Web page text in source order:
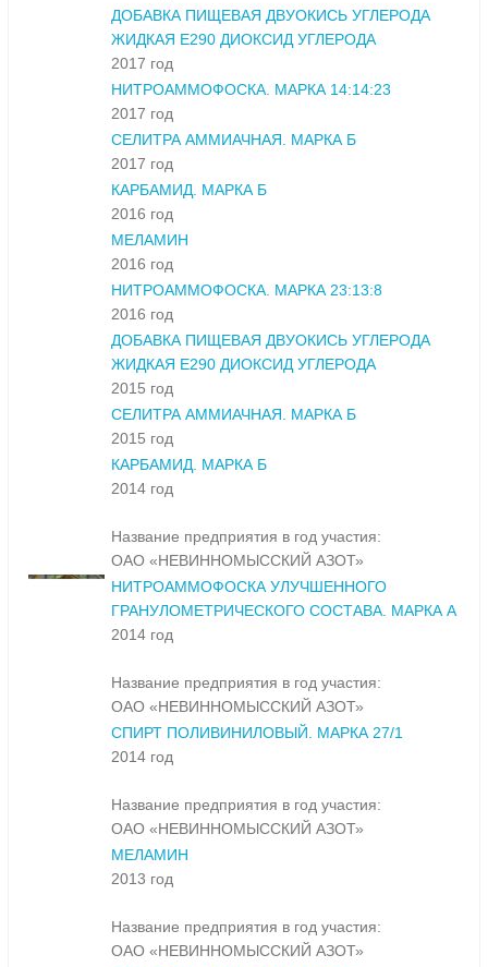
ДОБАВКА ПИЩЕВАЯ ДВУОКИСЬ УГЛЕРОДА
ЖИДКАЯ Е290 ДИОКСИД УГЛЕРОДА
2017 год
НИТРОАММОФОСКА. МАРКА 14:14:23
2017 год
СЕЛИТРА АММИАЧНАЯ. МАРКА Б
2017 год
КАРБАМИД. МАРКА Б
2016 год
МЕЛАМИН
2016 год
НИТРОАММОФОСКА. МАРКА 23:13:8
2016 год
ДОБАВКА ПИЩЕВАЯ ДВУОКИСЬ УГЛЕРОДА
ЖИДКАЯ Е290 ДИОКСИД УГЛЕРОДА
2015 год
СЕЛИТРА АММИАЧНАЯ. МАРКА Б
2015 год
КАРБАМИД. МАРКА Б
2014 год
Название предприятия в год участия:
ОАО «НЕВИННОМЫССКИЙ АЗОТ»
НИТРОАММОФОСКА УЛУЧШЕННОГО
ГРАНУЛОМЕТРИЧЕСКОГО СОСТАВА. МАРКА А
2014 год
Название предприятия в год участия:
ОАО «НЕВИННОМЫССКИЙ АЗОТ»
СПИРТ ПОЛИВИНИЛОВЫЙ. МАРКА 27/1
2014 год
Название предприятия в год участия:
ОАО «НЕВИННОМЫССКИЙ АЗОТ»
МЕЛАМИН
2013 год
Название предприятия в год участия:
ОАО «НЕВИННОМЫССКИЙ АЗОТ»